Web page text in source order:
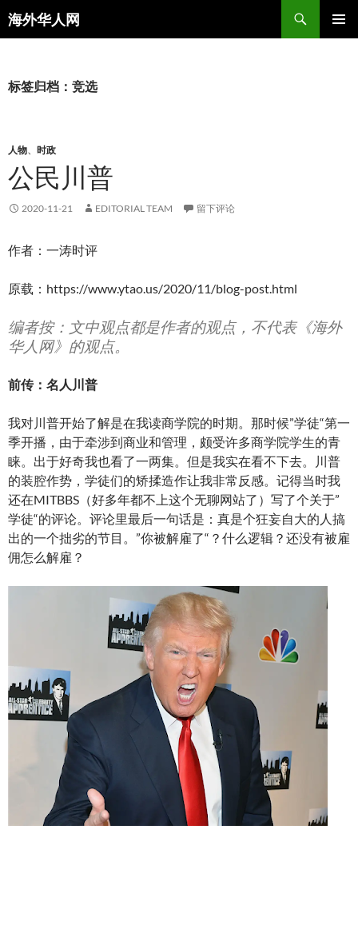
海外华人网
搜
索
文
标签归档：竞选
人物、 时政
公民川普
2020-11-21 EDITORIAL TEAM 留下评论
作者：一涛时评
原载：https://www.ytao.us/2020/11/blog-post.html
编者按：文中观点都是作者的观点，不代表《海外
华人网》的观点。
前传：名人川普
我对川普开始了解是在我读商学院的时期。那时候”学徒“第一
季开播，由于牵涉到商业和管理，颇受许多商学院学生的青
睐。出于好奇我也看了一两集。但是我实在看不下去。川普
的装腔作势，学徒们的矫揉造作让我非常反感。记得当时我
还在MITBBS（好多年都不上这个无聊网站了）写了个关于”
学徒“的评论。评论里最后一句话是：真是个狂妄自大的人搞
出的一个拙劣的节目。”你被解雇了“？什么逻辑？还没有被雇
佣怎么解雇？